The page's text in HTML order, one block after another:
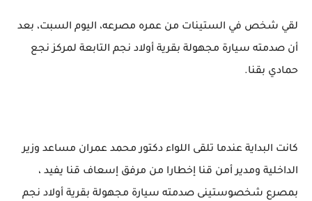
لقي شخص في الستينات من عمره مصرعه، اليوم السبت، بعد
أن صدمته سيارة مجهولة بقرية أولاد نجم التابعة لمركز نجع
حمادي بقنا.
كانت البداية عندما تلقى اللواء دكتور محمد عمران مساعد وزير
الداخلية ومدير أمن قنا إخطارا من مرفق إسعاف قنا يفيد ،
بمصرع شخصوستينى صدمته سيارة مجهولة بقرية أولاد نجم